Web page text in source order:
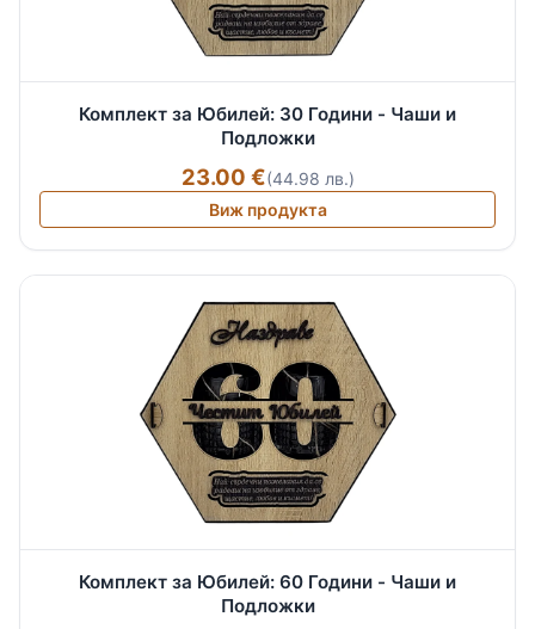
Комплект за Юбилей: 30 Години - Чаши и
Подложки
23.00 €(44.98 лв.)
Виж продукта
Комплект за Юбилей: 60 Години - Чаши и
Подложки